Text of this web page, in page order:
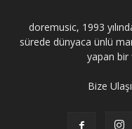
doremusic, 1993
sürede dünyaca ünlü
yapan bir
Bize